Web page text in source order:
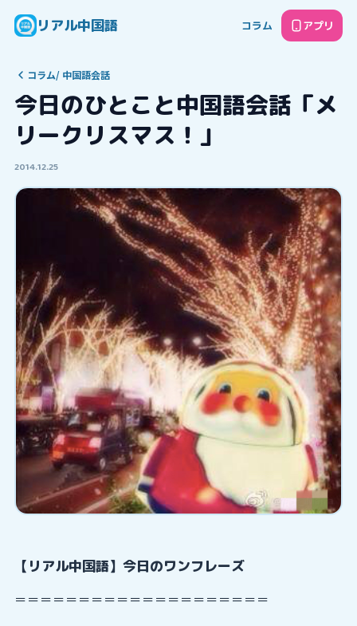
リアル中国語 コラム アプリ
コラム/ 中国語会話
今日のひとこと中国語会話「メ
リークリスマス！」
2014.12.25
【リアル中国語】今日のワンフレーズ
＝＝＝＝＝＝＝＝＝＝＝＝＝＝＝＝＝＝＝＝